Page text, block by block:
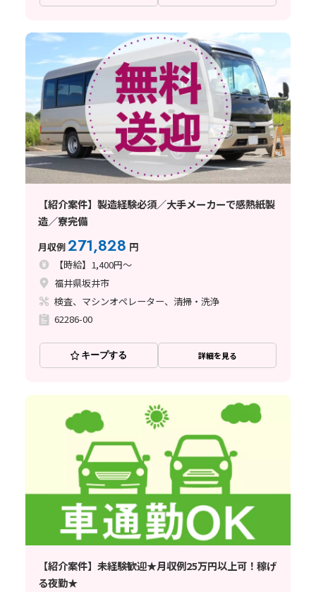
【紹介案件】製造経験必須／大手メーカーで感熱紙製
造／寮完備
月収例271,828 円
【時給】1,400円～
福井県坂井市
検査、マシンオペレーター、清掃・洗浄
62286-00
キープする 詳細を見る
【紹介案件】未経験歓迎★月収例25万円以上可！稼げ
る夜勤★